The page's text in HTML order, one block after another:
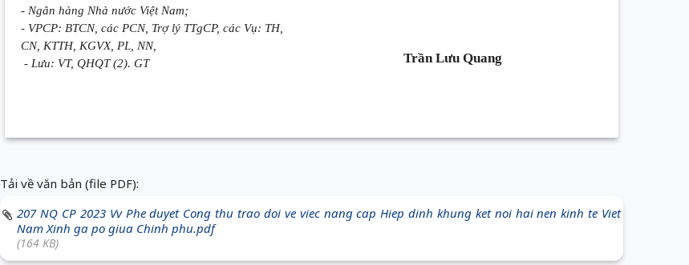
- Ngân hàng Nhà nước Việt Nam;
- VPCP: BTCN, các PCN, Trợ lý TTgCP, các Vụ: TH,
CN, KTTH, KGVX, PL, NN,
- Lưu: VT, QHQT (2). GT
Trần Lưu Quang
Tải về văn bản (file PDF):
207 NQ CP 2023 Vv Phe duyet Cong thu trao doi ve viec nang cap Hiep dinh khung ket noi hai nen kinh te Viet
Nam Xinh ga po giua Chinh phu.pdf
(164 KB)